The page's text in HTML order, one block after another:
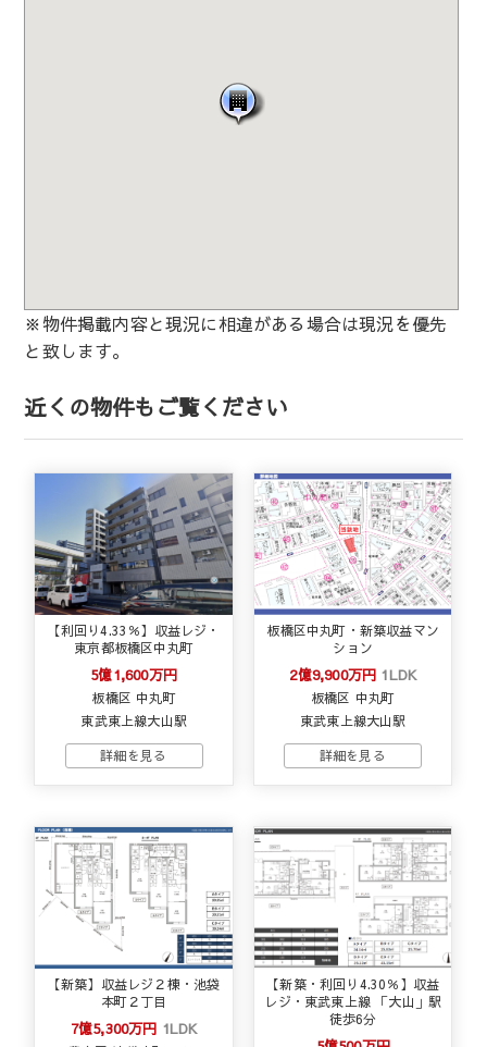
※物件掲載内容と現況に相違がある場合は現況を優先
と致します。
近くの物件もご覧ください
【利回り4.33％】収益レジ・
東京都板橋区中丸町
5億1,600万円
板橋区 中丸町
東武東上線大山駅
板橋区中丸町・新築収益マン
ション
2億9,900万円 1LDK
板橋区 中丸町
東武東上線大山駅
【新築】収益レジ２棟・池袋
本町２丁目
7億5,300万円 1LDK
【新築・利回り4.30％】収益
レジ・東武東上線 「大山」駅
徒歩6分